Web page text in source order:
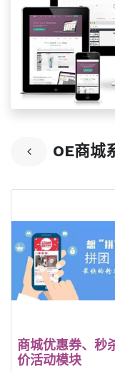
OE商城
商城优惠券、秒
价活动模块